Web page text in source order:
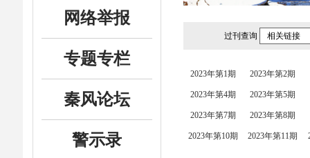
网络举报
专题专栏
秦风论坛
警示录
过刊查询 相关链接
2023年第1期 2023年第2期
2023年第4期 2023年第5期
2023年第7期 2023年第8期
2023年第10期 2023年第11期